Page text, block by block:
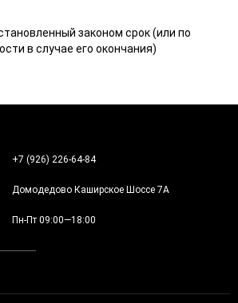
законом срок (или по
в случае его окончания)
+7 (926) 226-64-84
Домодедово Каширское Шоссе 7А
Пн-Пт 09:00—18:00